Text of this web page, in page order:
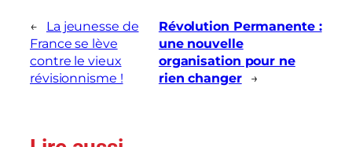
←
La jeunesse de
France se lève
contre le vieux
révisionnisme !
Révolution Permanente :
une nouvelle
organisation pour ne
rien changer
→